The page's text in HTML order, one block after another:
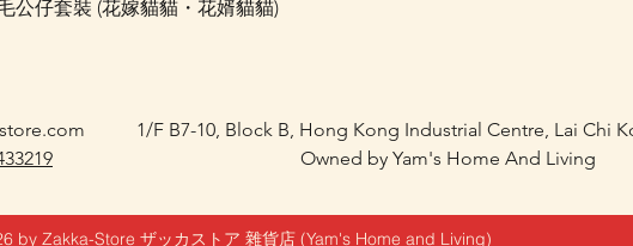
快速瀏覽
公仔套裝 (花嫁貓貓・花婿貓貓)
1/F B7-10, Block B, Hong Kong Industrial Centre, Lai Chi
Owned by Yam's Home And Living
by Zakka-Store ザッカストア 雜貨店 (Yam's Home and Living)